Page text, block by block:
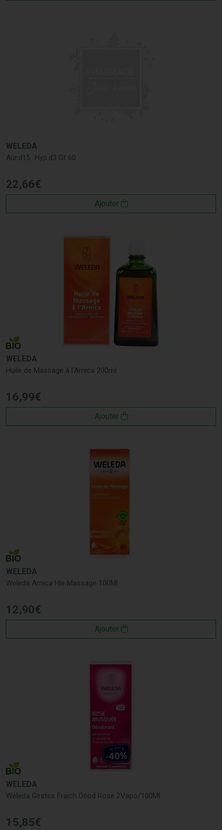
WELEDA
Aur.d15...Hyp.d3 Gt 60
22,66€
Ajouter
WELEDA
Huile de Massage à l'Arnica 200ml
16,99€
Ajouter
WELEDA
Weleda Arnica Hle Massage 100Ml
12,90€
Ajouter
WELEDA
Weleda Gestes Fraich Déod Rose 2Vapo/100Ml
15,85€